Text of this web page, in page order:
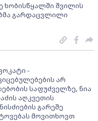
ხობისწყალში შვილის
გარდაცვლილი
-
არ
საფუძველზე, ნია
აღკვეთის
გარეშე
მოვითხოვთ